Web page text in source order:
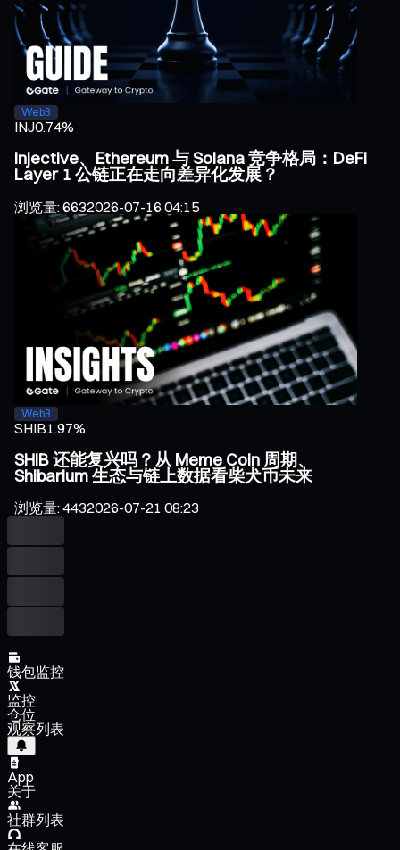
Web3
INJ0.74%
Injective、Ethereum 与 Solana 竞争格局：DeFi
Layer 1 公链正在走向差异化发展？
浏览量:6632026-07-16 04:15
Web3
SHIB1.97%
SHIB 还能复兴吗？从 Meme Coin 周期、
Shibarium 生态与链上数据看柴犬币未来
浏览量:4432026-07-21 08:23
钱包监控
监控
仓位
观察列表
App
关于
社群列表